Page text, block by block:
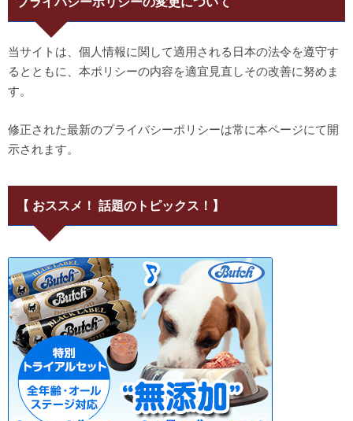
当サイトは、個人情報に関して適用される日本の法令を遵守す
るとともに、本ポリシーの内容を適宜見直しその改善に努めま
す。
修正された最新のプライバシーポリシーは常に本ページにて開
示されます。
【 おススメ！ 話題のトピックス！】